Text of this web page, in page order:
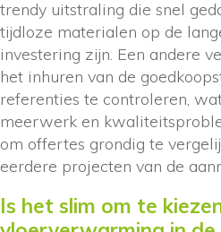
trendy uitstraling die snel
tijdloze materialen op de
investering zijn. Een andere
het inhuren van de
referenties te controleren,
meerwerk en
om offertes grondig te
eerdere projecten van de
Is het slim om te